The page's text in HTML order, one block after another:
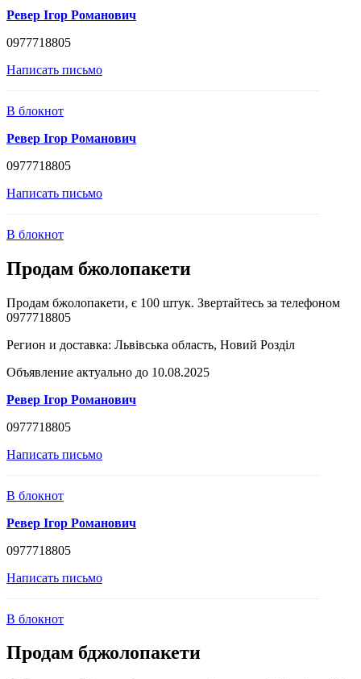
Ревер Ігор Романович
0977718805
Написать письмо
В блокнот
Ревер Ігор Романович
0977718805
Написать письмо
В блокнот
Продам бжолопакети
Продам бжолопакети, є 100 штук. Звертайтесь за телефоном
0977718805
Регион и доставка: Львівська область, Новий Розділ
Объявление актуально до 10.08.2025
Ревер Ігор Романович
0977718805
Написать письмо
В блокнот
Ревер Ігор Романович
0977718805
Написать письмо
В блокнот
Продам бджолопакети